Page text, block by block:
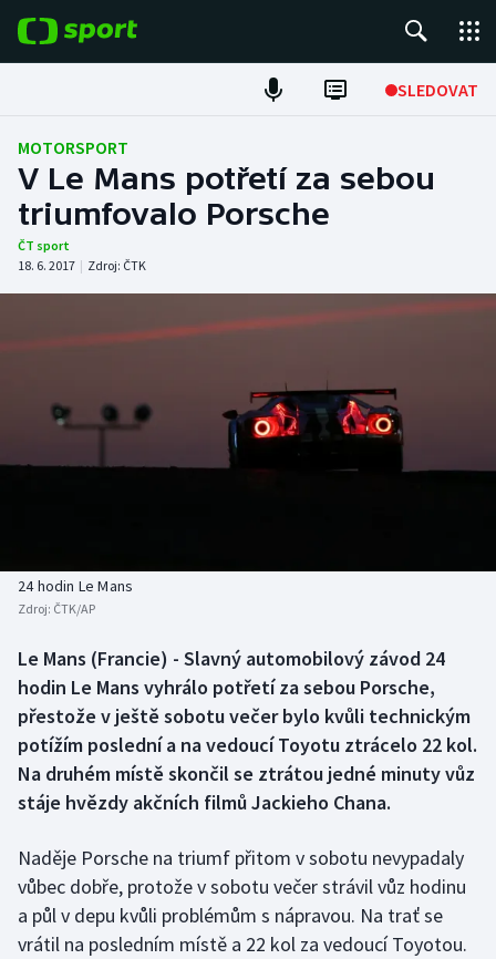
SLEDOVAT
Fotbal
Hokej
Tenis
Atletika
DALŠÍ SPORTY
Biatlon
Boby a skeleton
Box
Curling
Florbal
Futsal
NEPŘEHLÉDNĚTE
Aplikace ČT sport
AZ kvíz
MOTORSPORT
V Le Mans potřetí za sebou
triumfovalo Porsche
ČT sport
18. 6. 2017 | Zdroj: ČTK
24 hodin Le Mans
Zdroj: ČTK/AP
Le Mans (Francie) - Slavný automobilový závod 24
hodin Le Mans vyhrálo potřetí za sebou Porsche,
přestože v ještě sobotu večer bylo kvůli technickým
potížím poslední a na vedoucí Toyotu ztrácelo 22 kol.
Na druhém místě skončil se ztrátou jedné minuty vůz
stáje hvězdy akčních filmů Jackieho Chana.
Naděje Porsche na triumf přitom v sobotu nevypadaly
vůbec dobře, protože v sobotu večer strávil vůz hodinu
a půl v depu kvůli problémům s nápravou. Na trať se
vrátil na posledním místě a 22 kol za vedoucí Toyotou.